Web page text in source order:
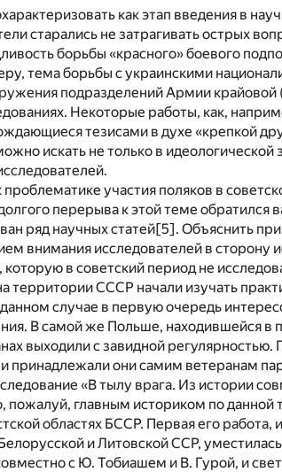
как этап введения в
старались не затрагивать острых
борьбы «красного» боевого
тема борьбы с украинскими
подразделений Армии крайовой
Некоторые работы, как,
тезисами в духе «крепкой
искать не только в идеологической
участия поляков в
перерыва к этой теме обратился
ряд научных статей[5]. Объяснить
внимания исследователей в сторону
в советский период не
территории СССР начали изучать
случае в первую очередь
В самой же Польше, находившейся в
выходили с завидной
принадлежали они самим ветеранам
«В тылу врага. Из истории
пожалуй, главным историком по данной
областях БССР. Первая его работа,
и Литовской ССР, уместилась
с Ю. Тобиашем и В. Гурой, и